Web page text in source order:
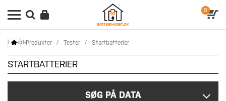
0
ForsideProdukter / Tester / Startbatterier
STARTBATTERIER
SØG PÅ DATA